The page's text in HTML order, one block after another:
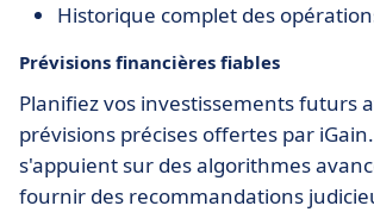
Historique complet des
Prévisions financières fiables
Planifiez vos investissements futurs
prévisions précises offertes par
s'appuient sur des algorithmes
fournir des recommandations